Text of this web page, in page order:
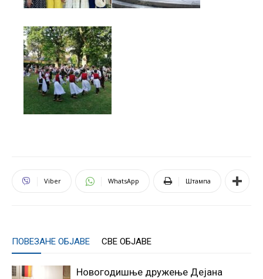
Viber WhatsApp Штампа
ПОВЕЗАНЕ ОБЈАВЕ СВЕ ОБЈАВЕ
Новогодишње дружење Дејана